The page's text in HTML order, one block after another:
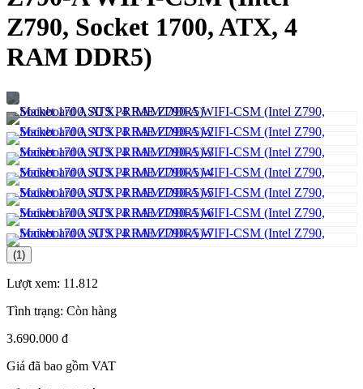
Z790, Socket 1700, ATX, 4
RAM DDR5)
(1)
Lượt xem: 11.812
Tình trạng: Còn hàng
3.690.000 đ
Giá đã bao gồm VAT